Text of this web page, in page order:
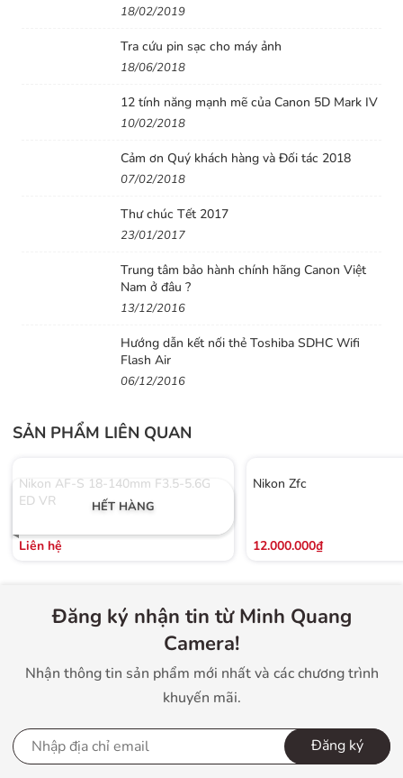
giúp cho tất cả các hình ảnh chụp động liên tục trong
khoảnh khắc được nét căng.
máy mà ở nhiều dòng máy Nikon thường có, thay vào
đó, chiếc camera này tự cân bằng ngay trên ống kính.
Cũng theo chuyên gia William Lee, chấm trắng này làm
việc không tuyệt đối chính xác, tác dụng của nó chỉ thích
- Đại diện hãng Nikon tại Việt Nam cho biết, 300 nghìn
Nikon D300đầu tiên bán trên toàn thế giới được
đi kèm phần mềm Capture MX miễn phí.
18/02/2019
Tra cứu pin sạc cho máy ảnh
18/06/2018
12 tính năng mạnh mẽ của Canon 5D Mark IV
10/02/2018
Cảm ơn Quý khách hàng và Đối tác 2018
07/02/2018
Thư chúc Tết 2017
23/01/2017
Trung tâm bảo hành chính hãng Canon Việt
Nam ở đâu ?
13/12/2016
Hướng dẫn kết nối thẻ Toshiba SDHC Wifi
Flash Air
06/12/2016
SẢN PHẨM LIÊN QUAN
HẾT HÀNG
Nikon AF-S 18-140mm F3.5-5.6G
ED VR
Liên hệ
Nikon Zfc
12.000.000₫
Đăng ký nhận tin từ Minh Quang
Camera!
Nhận thông tin sản phẩm mới nhất và các chương trình
khuyến mãi.
Đăng ký